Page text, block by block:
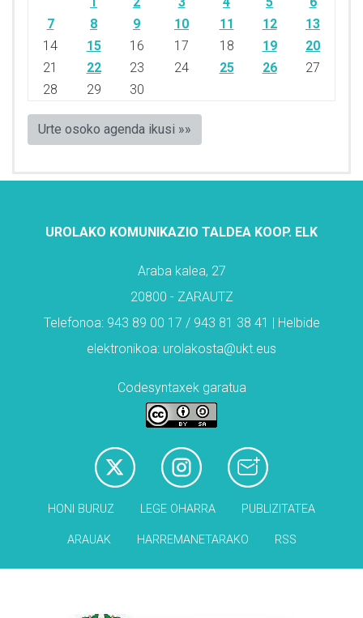
7
8 9 10 11 12
13
14
15 16 17 18 19
20
21
22 23 24 25 26
27
28
29 30
Urte osoko agenda ikusi »»
UROLAKO KOMUNIKAZIO TALDEA KOOP. ELK
Araba kalea, 27
20800 - ZARAUTZ
Telefonoa: 943 89 00 17 / 943 81 38 41 | Helbide
elektronikoa: urolakosta@ukt.eus
Codesyntaxek garatua
HONI BURUZ LEGE OHARRA PUBLIZITATEA
ARAUAK HARREMANETARAKO RSS